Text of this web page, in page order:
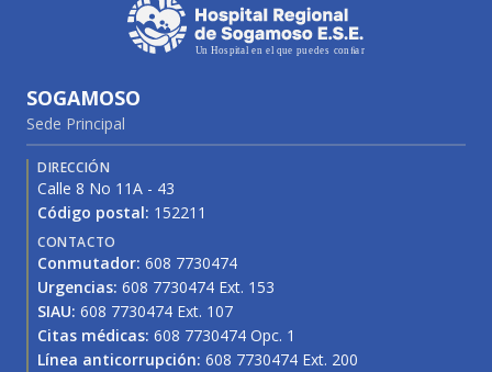
SOGAMOSO
Sede Principal
DIRECCIÓN
Calle 8 No 11A - 43
Código postal: 152211
CONTACTO
Conmutador: 608 7730474
Urgencias: 608 7730474 Ext. 153
SIAU: 608 7730474 Ext. 107
Citas médicas: 608 7730474 Opc. 1
Línea anticorrupción: 608 7730474 Ext. 200